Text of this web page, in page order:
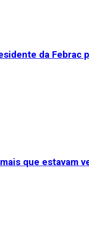
da Febrac
que estavam